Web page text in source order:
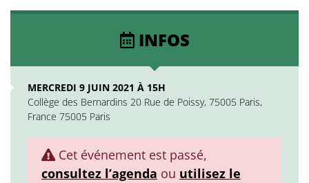
INFOS
MERCREDI 9 JUIN 2021 À 15H
Collège des Bernardins 20 Rue de Poissy, 75005 Paris,
France 75005 Paris
Cet événement est passé,
consultez l’agenda ou utilisez le